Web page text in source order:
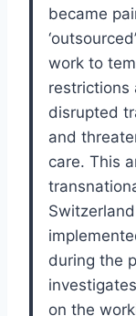
became
work to
restrictions
disrupted
and
care. This
during the
on the